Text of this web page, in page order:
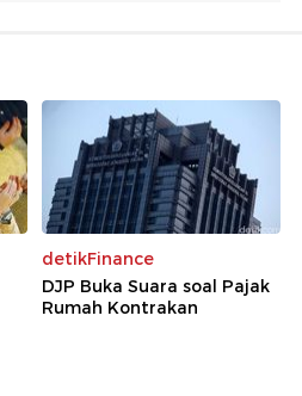
detikFinance
DJP Buka Suara soal Pajak
Rumah Kontrakan